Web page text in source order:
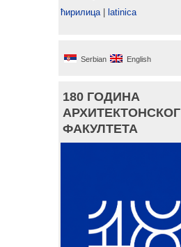
ћирилица | latinica
Serbian English
180 ГОДИНА
АРХИТЕКТОНСКОГ
ФАКУЛТЕТА